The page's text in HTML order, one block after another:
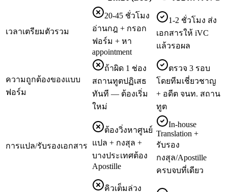
เวลาเตรียมตัวรวม
20-45 ชั่วโมง
อ่านกฎ + กรอก
ฟอร์ม + หา
appointment
1-2 ชั่วโมง ส่ง
เอกสารให้ iVC
แล้วรอผล
ความถูกต้องของแบบ
ฟอร์ม
ถ้าผิด 1 ช่อง
สถานทูตปฏิเสธ
ทันที — ต้องเริ่ม
ใหม่
ตรวจ 3 รอบ
โดยทีมเชี่ยวชาญ
+ อดีต จนท. สถาน
ทูต
การแปล/รับรองเอกสาร
ต้องวิ่งหาศูนย์
แปล + กงสุล +
บางประเทศต้อง
Apostille
In-house
Translation +
รับรอง
กงสุล/Apostille
ครบจบที่เดียว
คิวเต็มล่วง